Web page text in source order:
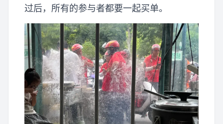
过后，所有的参与者都要一起买单。